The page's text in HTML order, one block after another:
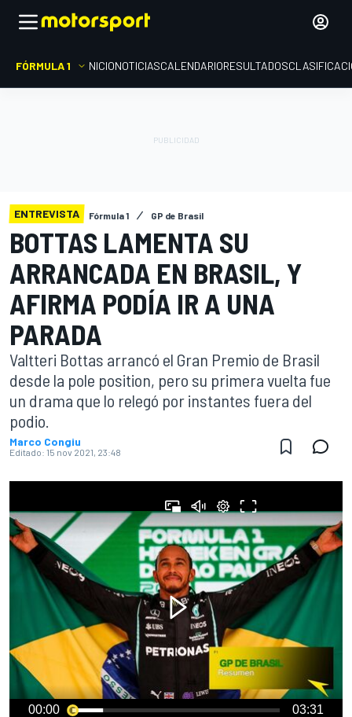
FÓRMULA 1 INICIONOTICIASCALENDARIORESULTADOS
ENTREVISTA Fórmula 1 GP de Brasil
BOTTAS LAMENTA SU
ARRANCADA EN BRASIL, Y
AFIRMA PODÍA IR A UNA
PARADA
Valtteri Bottas arrancó el Gran Premio de Brasil
desde la pole position, pero su primera vuelta fue
un drama que lo relegó por instantes fuera del
podio.
Marco Congiu
Editado: 15 nov 2021, 23:48
00:00 03:31